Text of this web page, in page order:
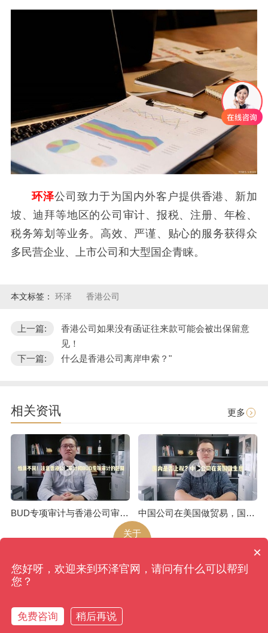
环泽公司致力于为国内外客户提供香港、新加
坡、迪拜等地区的公司审计、报税、注册、年检、
税务筹划等业务。高效、严谨、贴心的服务获得众
多民营企业、上市公司和大型国企青睐。
本文标签： 环泽 香港公司
上一篇:
香港公司如果没有函证往来款可能会被出保留意
见！
下一篇:
什么是香港公司离岸申索？"
相关资讯 更多
BUD专项审计与香港公司审计是不一样的
中国公司在美国做贸易，国内是否上税呢
关于
环泽版权所有
网站地图
香港、成都、北京、上海、广州、南京、昆明、武汉...
×
您好呀，欢迎来到环泽官网，请问有什么可以帮到
您？
免费咨询 稍后再说